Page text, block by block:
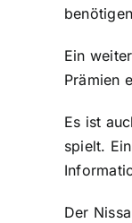
Ein
Prämien
Es ist
spielt.
Der